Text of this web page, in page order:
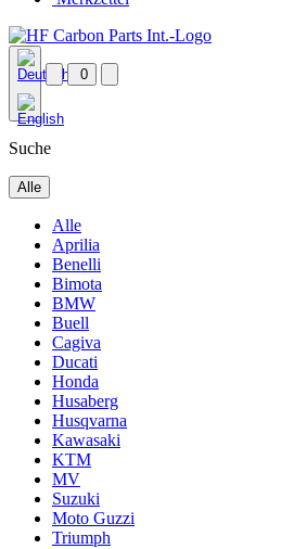
0
Suche
Alle
Alle
Aprilia
Benelli
Bimota
BMW
Buell
Cagiva
Ducati
Honda
Husaberg
Husqvarna
Kawasaki
KTM
MV
Suzuki
Moto Guzzi
Triumph